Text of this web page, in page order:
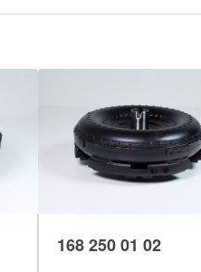
168 250 01 02